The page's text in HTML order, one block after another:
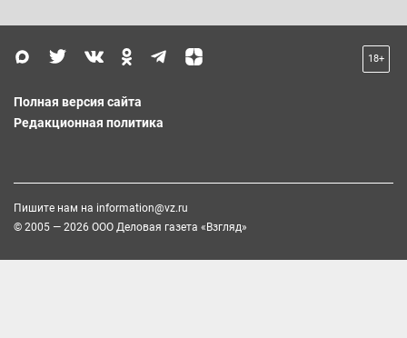
18+
Полная версия сайта
Редакционная политика
Пишите нам на information@vz.ru
© 2005 — 2026 ООО Деловая газета «Взгляд»